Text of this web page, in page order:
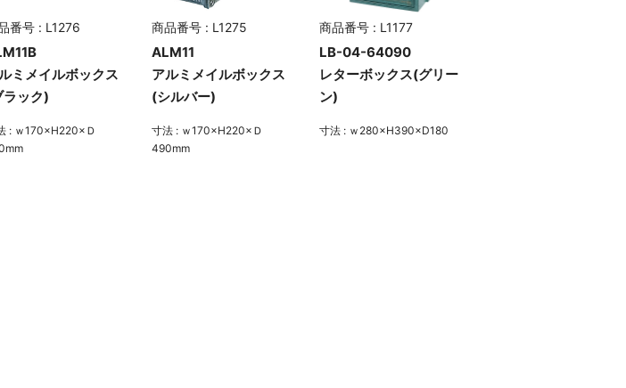
番号 : L1276
ミメイルボックス
ラック)
: ｗ170×H220×Ｄ
商品番号 : L1275
ALM11
アルミメイルボックス
(シルバー)
寸法 : ｗ170×H220×Ｄ
490mm
商品番号 : L1177
LB-04-64090
レターボックス(グリー
ン)
寸法 : ｗ280×H390×D180